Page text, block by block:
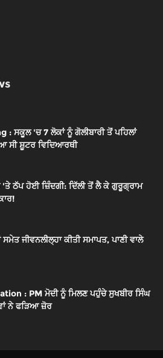
ਸਕੂਲ 'ਚ 7 ਲੋਕਾਂ ਨੂੰ ਗੋਲੀਬਾਰੀ ਤੋਂ ਪਹਿਲਾਂ
ਸੀ ਸ਼ੂਟਰ ਵਿਦਿਆਰਥੀ
'ਤੇ ਠੱਪ ਹੋਈ ਜ਼ਿੰਦਗੀ: ਦਿੱਲੀ ਤੋਂ ਲੈ ਕੇ ਗੁਰੂਗ੍ਰਾਮ
ਜੀਵਨਲੀਲ੍ਹਾ ਕੀਤੀ ਸਮਾਪਤ, ਪਾਣੀ ਵਾਲੇ
: PM ਮੋਦੀ ਨੂੰ ਮਿਲਣ ਪਹੁੰਚੇ ਸੁਖਬੀਰ ਸਿੰਘ
ਨੇ ਫੜਿਆ ਜ਼ੋਰ